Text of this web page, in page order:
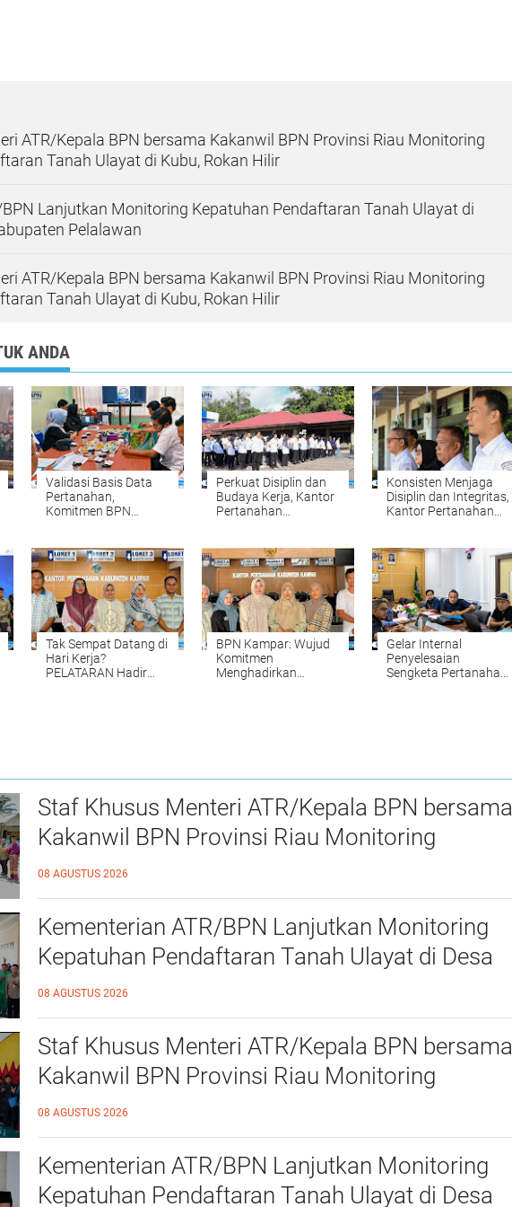
ATR/Kepala BPN bersama Kakanwil BPN Provinsi Riau Monitoring
Tanah Ulayat di Kubu, Rokan Hilir
Lanjutkan Monitoring Kepatuhan Pendaftaran Tanah Ulayat di
Pelalawan
ATR/Kepala BPN bersama Kakanwil BPN Provinsi Riau Monitoring
Tanah Ulayat di Kubu, Rokan Hilir
ANDA
Validasi Basis Data
Pertanahan,
Komitmen BPN
yang Tepat dan
Akurat Halo
Perkuat Disiplin dan
Budaya Kerja, Kantor
Pertanahan
sebagai Wujud
Komitmen
Meningkatkan
Kualitas Pelayanan
Konsisten Menjaga
Disiplin dan Integritas,
Kantor Pertanahan
sebagai Penguatan
Budaya Kerja
Organisasi
Tak Sempat Datang di
Hari Kerja?
PELATARAN Hadir
BPN Kampar: Wujud
Komitmen
Menghadirkan
Gelar Internal
Penyelesaian
Sengketa Pertanahan:
Staf Khusus Menteri ATR/Kepala BPN bersama
Kakanwil BPN Provinsi Riau Monitoring
Kepatuhan Pendaftaran Tanah Ulayat di Kubu,
Rokan Hilir
08 AGUSTUS 2026
Kementerian ATR/BPN Lanjutkan Monitoring
Kepatuhan Pendaftaran Tanah Ulayat di Desa
Langgam, Kabupaten Pelalawan
08 AGUSTUS 2026
Staf Khusus Menteri ATR/Kepala BPN bersama
Kakanwil BPN Provinsi Riau Monitoring
Kepatuhan Pendaftaran Tanah Ulayat di Kubu,
Rokan Hilir
08 AGUSTUS 2026
Kementerian ATR/BPN Lanjutkan Monitoring
Kepatuhan Pendaftaran Tanah Ulayat di Desa